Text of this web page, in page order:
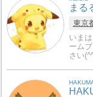
まる
東京
いま
ーム
さい